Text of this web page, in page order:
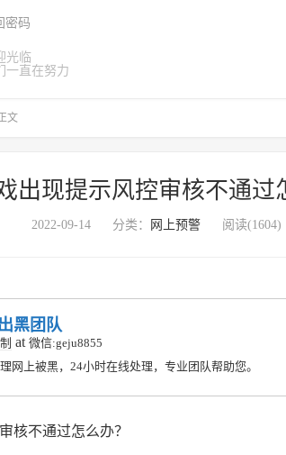
光临
一直在努力
密码
文
出现提示风控审核不通过
2022-09-14 分类： 网上预警 阅读(1604)
黑团队
at 微信:geju8855
网上被黑，24小时在线处理，专业团队帮助您。
核不通过怎么办？